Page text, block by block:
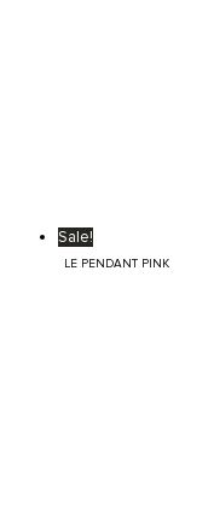
Sale!
LE PENDANT PINK